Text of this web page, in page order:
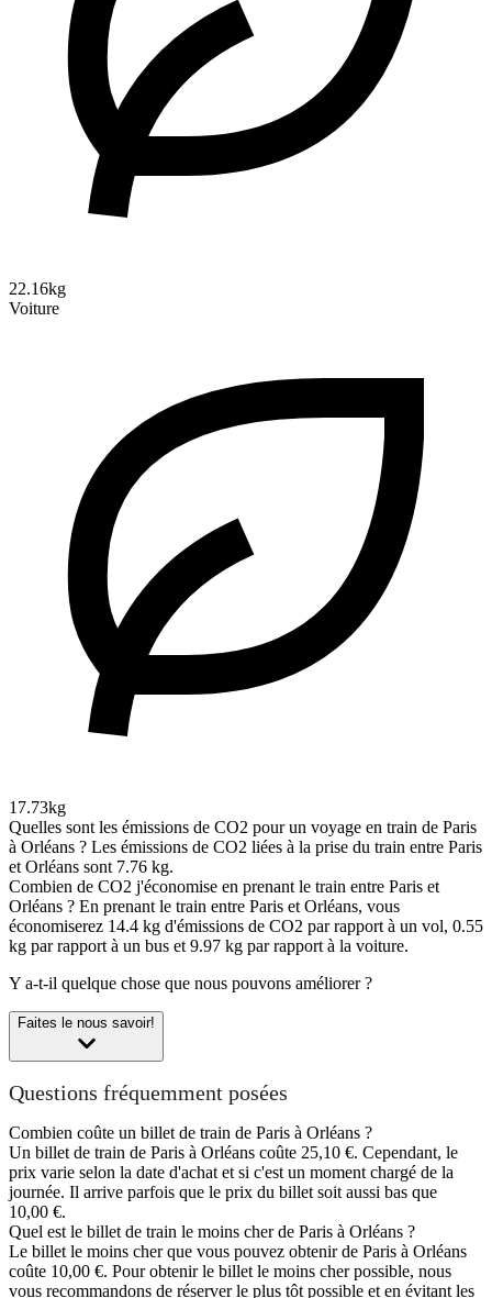
22.16kg
Voiture
17.73kg
Quelles sont les émissions de CO2 pour un voyage en train de Paris
à Orléans ? Les émissions de CO2 liées à la prise du train entre Paris
et Orléans sont 7.76 kg.
Combien de CO2 j'économise en prenant le train entre Paris et
Orléans ? En prenant le train entre Paris et Orléans, vous
économiserez 14.4 kg d'émissions de CO2 par rapport à un vol, 0.55
kg par rapport à un bus et 9.97 kg par rapport à la voiture.
Y a-t-il quelque chose que nous pouvons améliorer ?
Faites le nous savoir!
Questions fréquemment posées
Combien coûte un billet de train de Paris à Orléans ?
Un billet de train de Paris à Orléans coûte 25,10 €. Cependant, le
prix varie selon la date d'achat et si c'est un moment chargé de la
journée. Il arrive parfois que le prix du billet soit aussi bas que
10,00 €.
Quel est le billet de train le moins cher de Paris à Orléans ?
Le billet le moins cher que vous pouvez obtenir de Paris à Orléans
coûte 10,00 €. Pour obtenir le billet le moins cher possible, nous
vous recommandons de réserver le plus tôt possible et en évitant les